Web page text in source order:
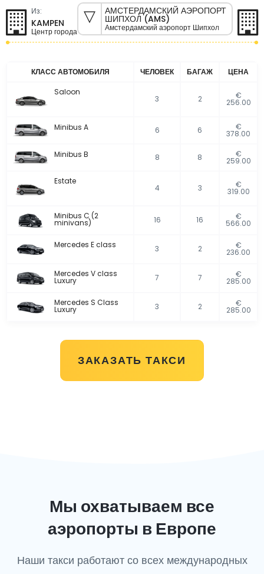
Из:
KAMPEN
Центр города
АМСТЕРДАМСКИЙ АЭРОПОРТ
ШИПХОЛ (AMS)
Амстердамский аэропорт Шипхол
КЛАСС АВТОМОБИЛЯ ЧЕЛОВЕК БАГАЖ
ЦЕНА
Saloon
3 2 €
256.00
Minibus A 6 6 €
378.00
Minibus B 8 8 €
259.00
Estate
4 3 €
319.00
Minibus C (2
minivans) 16 16 €
566.00
Mercedes E class 3 2 €
236.00
Mercedes V class
Luxury 7 7 €
285.00
Mercedes S Class
Luxury 3 2 €
285.00
ЗАКАЗАТЬ ТАКСИ
Мы охватываем все
аэропорты в Европе
Наши такси работают со всех международных